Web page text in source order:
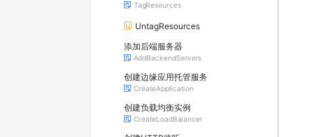
TagResources
UntagResources
添加后端服务器
AddBackendServers
创建边缘应用托管服务
CreateApplication
创建负载均衡实例
CreateLoadBalancer